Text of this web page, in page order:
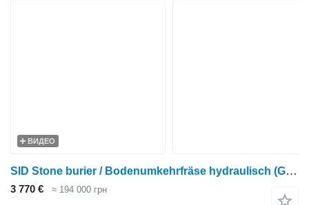
ВИДЕО
SID Stone burier / Bodenumkehrfräse hydraulisch (GB-2)
3 770 € ≈ 194 000 грн